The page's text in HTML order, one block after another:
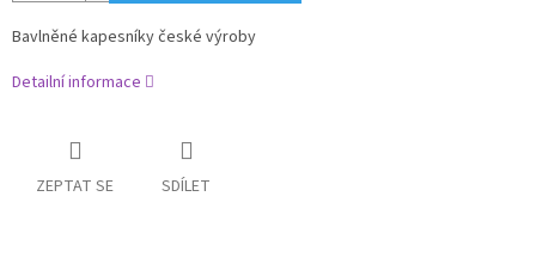
Bavlněné kapesníky české výroby
Detailní informace
ZEPTAT SE SDÍLET